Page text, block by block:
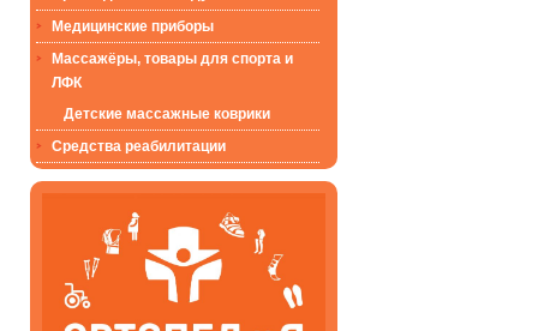
Медицинские приборы
Массажёры, товары для спорта и
ЛФК
Детские массажные коврики
Средства реабилитации